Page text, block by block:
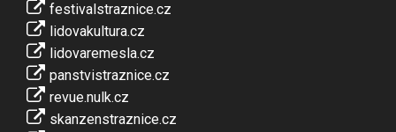
festivalstraznice.cz
lidovakultura.cz
lidovaremesla.cz
panstvistraznice.cz
revue.nulk.cz
skanzenstraznice.cz